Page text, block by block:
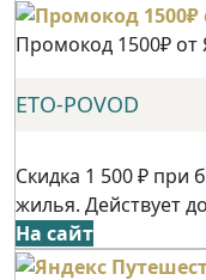
Промокод 1500₽ от
ETO-POVOD
Скидка 1 500 ₽ при
жилья. Действует
На сайт